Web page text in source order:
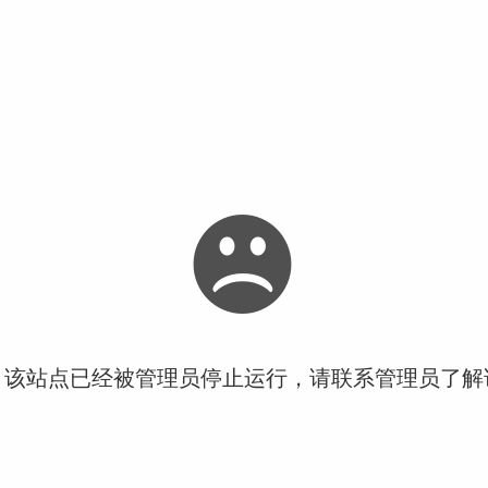
站点已经被管理员停止运行，请联系管理员了